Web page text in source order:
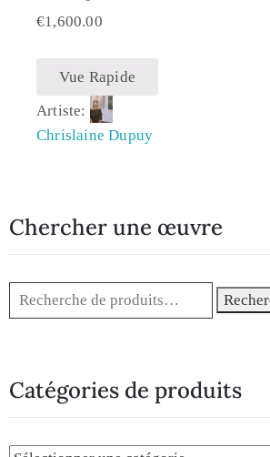
€1,600.00
Vue Rapide
Artiste:
Chrislaine Dupuy
Chercher une œuvre
Catégories de produits